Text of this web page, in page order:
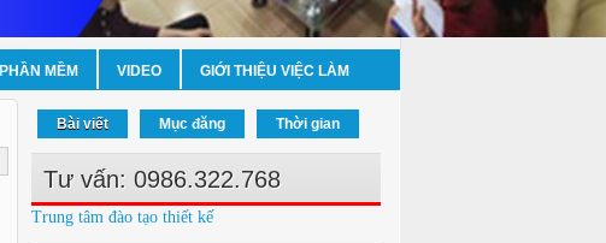
PHẦN MỀM VIDEO GIỚI THIỆU VIỆC LÀM
Bài viết Mục đăng Thời gian
Tư vấn: 0986.322.768
Trung tâm đào tạo thiết kế